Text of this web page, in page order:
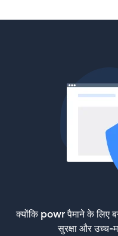
क्योंकि powr पैमाने के लिए
सुरक्षा और उच्च-